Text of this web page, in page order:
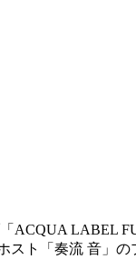
ACQUA LABEL
スト「奏流 音」の